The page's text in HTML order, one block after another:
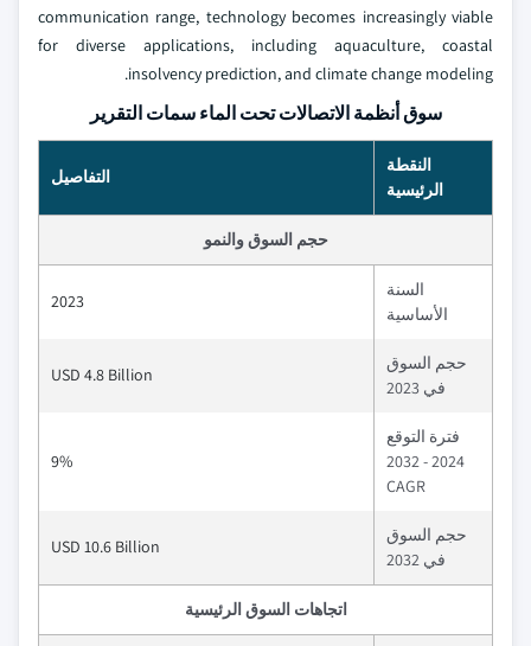
communication range, technology becomes increasingly viable
for diverse applications, including aquaculture, coastal
insolvency prediction, and climate change modeling.
سوق أنظمة الاتصالات تحت الماء سمات التقرير
النقطة
الرئيسية
التفاصيل
حجم السوق والنمو
السنة
الأساسية
2023
حجم السوق
في 2023
USD 4.8 Billion
فترة التوقع
2024 - 2032
CAGR
9%
حجم السوق
في 2032
USD 10.6 Billion
اتجاهات السوق الرئيسية